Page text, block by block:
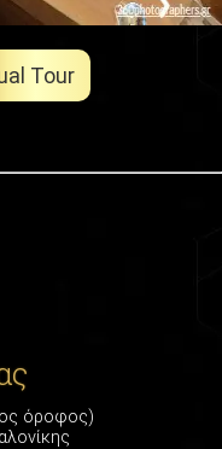
Tour
όροφος)